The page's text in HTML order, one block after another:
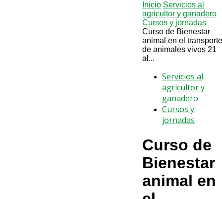
Inicio Servicios al
agricultor y ganadero
Cursos y jornadas
Curso de Bienestar
animal en el transporte
de animales vivos 21
al...
Servicios al
agricultor y
ganadero
Cursos y
jornadas
Curso de
Bienestar
animal en